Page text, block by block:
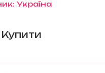
Україна
Купити